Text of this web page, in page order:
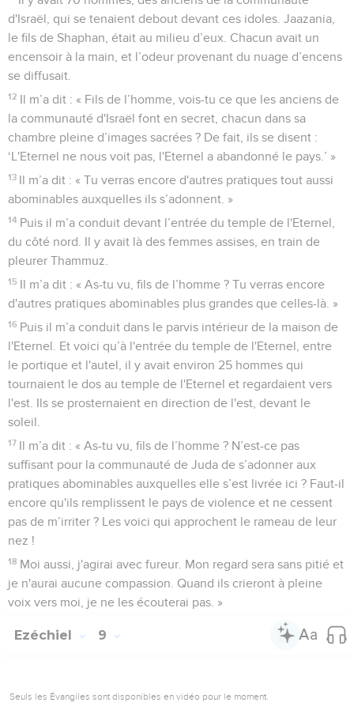
d'Israël, qui se tenaient debout devant ces idoles. Jaazania,
le fils de Shaphan, était au milieu d’eux. Chacun avait un
encensoir à la main, et l’odeur provenant du nuage d’encens
se diffusait.
12 Il m’a dit : « Fils de l’homme, vois-tu ce que les anciens de
la communauté d'Israël font en secret, chacun dans sa
chambre pleine d’images sacrées ? De fait, ils se disent :
‘L'Eternel ne nous voit pas, l'Eternel a abandonné le pays.’ »
13 Il m’a dit : « Tu verras encore d'autres pratiques tout aussi
abominables auxquelles ils s’adonnent. »
14 Puis il m’a conduit devant l’entrée du temple de l'Eternel,
du côté nord. Il y avait là des femmes assises, en train de
pleurer Thammuz.
15 Il m’a dit : « As-tu vu, fils de l’homme ? Tu verras encore
d'autres pratiques abominables plus grandes que celles-là. »
16 Puis il m’a conduit dans le parvis intérieur de la maison de
l'Eternel. Et voici qu’à l'entrée du temple de l'Eternel, entre
le portique et l'autel, il y avait environ 25 hommes qui
tournaient le dos au temple de l'Eternel et regardaient vers
l'est. Ils se prosternaient en direction de l'est, devant le
soleil.
17 Il m’a dit : « As-tu vu, fils de l’homme ? N’est-ce pas
suffisant pour la communauté de Juda de s’adonner aux
pratiques abominables auxquelles elle s’est livrée ici ? Faut-il
encore qu'ils remplissent le pays de violence et ne cessent
pas de m’irriter ? Les voici qui approchent le rameau de leur
nez !
18 Moi aussi, j'agirai avec fureur. Mon regard sera sans pitié et
je n'aurai aucune compassion. Quand ils crieront à pleine
voix vers moi, je ne les écouterai pas. »
Ezéchiel 9
Seuls les Évangiles sont disponibles en vidéo pour le moment.